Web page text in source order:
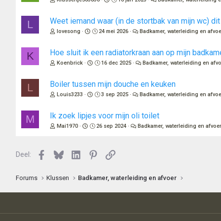
L Weet iemand waar (in de stortbak van mijn wc)
lovesong 24 mei 2026 Badkamer, waterleiding en
K Hoe sluit ik een radiatorkraan aan op mijn
Koenbrick 16 dec 2025 Badkamer, waterleiding en
L Boiler tussen mijn douche en keuken
Louis3233 3 sep 2025 Badkamer, waterleiding en
M Ik zoek lipjes voor mijn oli toilet
Mai1970 26 sep 2024 Badkamer, waterleiding en afvoer
Deel: Facebook
BlueskyLinkedInPinterest
Link
Forums Klussen Badkamer, waterleiding en afvoer